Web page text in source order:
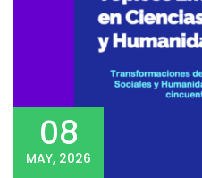
08
MAY, 2026